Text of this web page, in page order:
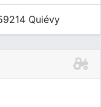
Quiévy